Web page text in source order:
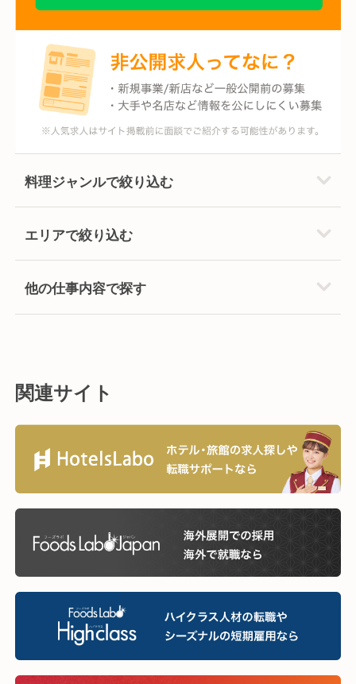
料理ジャンルで絞り込む
エリアで絞り込む
他の仕事内容で探す
関連サイト